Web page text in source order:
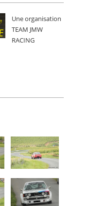
Une organisation
TEAM JMW
RACING